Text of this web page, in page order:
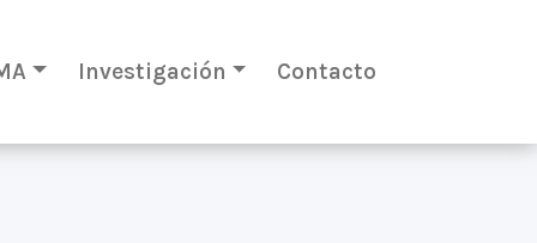
Investigación Contacto